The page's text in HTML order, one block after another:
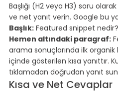
Başlığı (H2 veya H3) soru
ve net yanıt verin. Google bu
Başlık: Featured snippet nedir?
Hemen altındaki paragraf:
arama sonuçlarında ilk
içinde gösterilen kısa yanıttır.
tıklamadan doğrudan yanıt
Kısa ve Net Cevaplar